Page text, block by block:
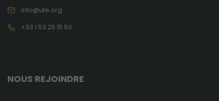
info@ufe.org
+33 1 53 25 15 50
NOUS REJOINDRE